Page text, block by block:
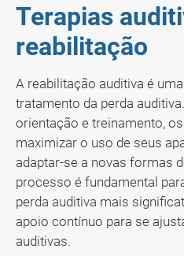
Terapias
reabilitação
A reabilitação auditiva é
tratamento da perda
orientação e treinamento,
maximizar o uso de seus
adaptar-se a novas formas
processo é fundamental
perda auditiva mais
apoio contínuo para se
auditivas.